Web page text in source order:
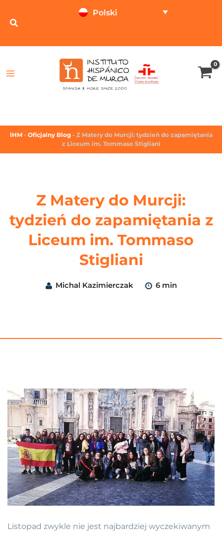
Polski
IHM - Oficjalny Blog - Z Matery do Murcji: tydzień do zapamiętania
z Liceum im. Tommaso Stigliani
Z Matery do Murcji:
tydzień do zapamiętania z
Liceum im. Tommaso
Stigliani
Michal Kazimierczak 6 min
Listopad zwykle nie jest najbardziej wyczekiwanym